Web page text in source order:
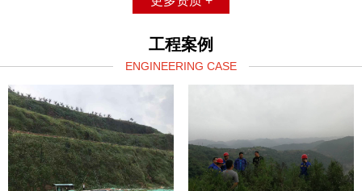
工程案例
ENGINEERING CASE